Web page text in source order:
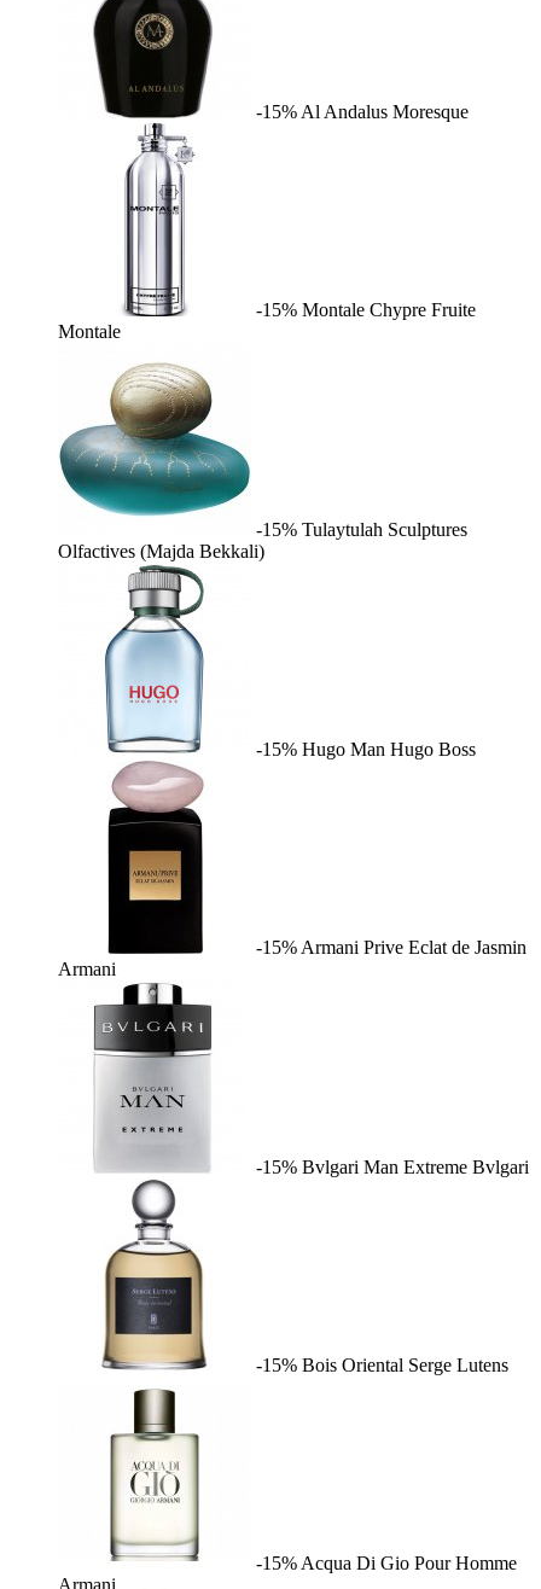
-15% Al Andalus Moresque
-15% Montale Chypre Fruite
Montale
-15% Tulaytulah Sculptures
Olfactives (Majda Bekkali)
-15% Hugo Man Hugo Boss
-15% Armani Prive Eclat de Jasmin
Armani
-15% Bvlgari Man Extreme Bvlgari
-15% Bois Oriental Serge Lutens
-15% Acqua Di Gio Pour Homme
Armani